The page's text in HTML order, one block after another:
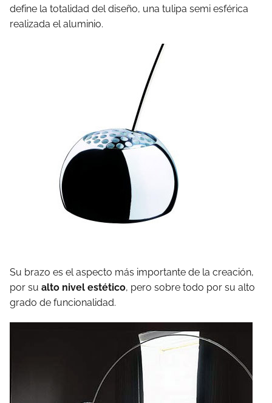
define la totalidad del diseño, una tulipa semi esférica
realizada el aluminio.
Su brazo es el aspecto más importante de la creación,
por su alto nivel estético, pero sobre todo por su alto
grado de funcionalidad.